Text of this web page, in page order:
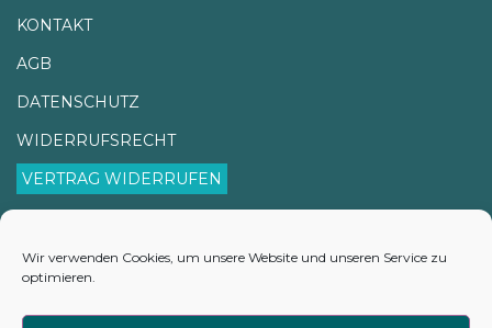
Wir verwenden Cookies, um unsere Website und unseren Service zu
optimieren.
KONTAKT
AGB
DATENSCHUTZ
WIDERRUFSRECHT
VERTRAG WIDERRUFEN
VERSANDINFORMATIONEN